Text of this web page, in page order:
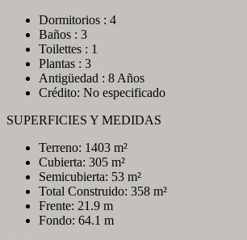
Dormitorios : 4
Baños : 3
Toilettes : 1
Plantas : 3
Antigüedad : 8 Años
Crédito: No especificado
SUPERFICIES Y MEDIDAS
Terreno: 1403 m²
Cubierta: 305 m²
Semicubierta: 53 m²
Total Construido: 358 m²
Frente: 21.9 m
Fondo: 64.1 m